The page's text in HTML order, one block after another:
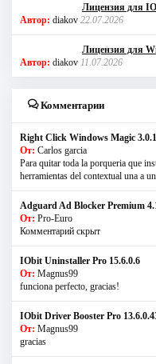
Лицензия для
Автор: diakov 22.07.2026
Лицензия для
Автор: diakov 11.07.2026
Комментарии
Right Click Windows Magic 3.0.1
От: Carlos garcia
Para quitar toda la porqueria que
herramientas del contextual una a
Adguard Ad Blocker Premium
От: Pro-Euro
Комментарий скрыт
IObit Uninstaller Pro 15.6.0.6
От: Magnus99
funciona perfecto, gracias!
IObit Driver Booster Pro
От: Magnus99
gracias